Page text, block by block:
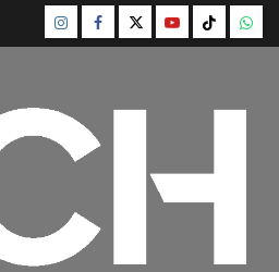
InstagramFacebook
TwitterYoutubeTikTok